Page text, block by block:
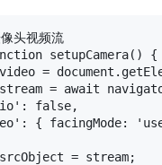
头视频流
setupCamera( ) {
video = document .
stream = await
: false,
: { facingMode:
srcObject = stream;